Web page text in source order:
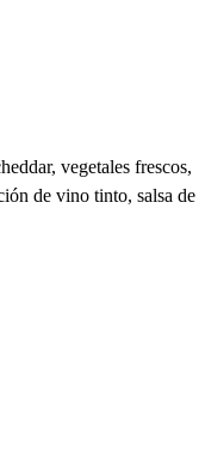
vegetales frescos,
de vino tinto, salsa de